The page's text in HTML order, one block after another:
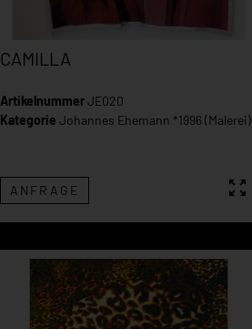
CAMILLA
ArtikelnummerJE020
Kategorie Johannes Ehemann *1996 (Malerei)
ANFRAGE